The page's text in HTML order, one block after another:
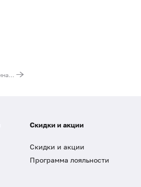
Определение никотина и его метаболита (котинин) в моче
Скидки и акции
Скидки и акции
Программа лояльности